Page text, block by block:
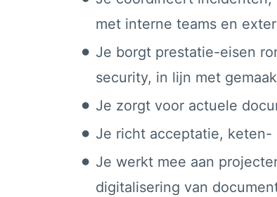
met interne teams en
Je borgt prestatie-eisen
security, in lijn met
Je zorgt voor actuele
Je richt acceptatie,
Je werkt mee aan
digitalisering van